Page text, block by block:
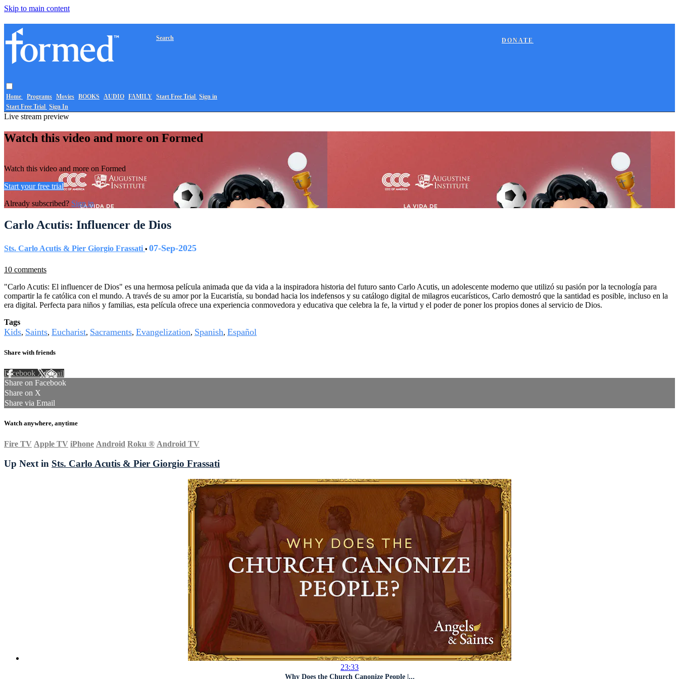
Skip to main content
Home Programs Movies BOOKS AUDIO FAMILY
DONATE
Search
Start Free Trial Sign in
Start Free Trial Sign In
Live stream preview
Watch this video and more on Formed
Watch this video and more on Formed
Start your free trial
Already subscribed? Sign in
Carlo Acutis: Influencer de Dios
Sts. Carlo Acutis & Pier Giorgio Frassati • 07-Sep-2025
10 comments
"Carlo Acutis: El influencer de Dios" es una hermosa película animada que da vida a la inspiradora historia del futuro santo Carlo Acutis, un adolescente moderno que utilizó su pasión por la tecnología para
compartir la fe católica con el mundo. A través de su amor por la Eucaristía, su bondad hacia los indefensos y su catálogo digital de milagros eucarísticos, Carlo demostró que la santidad es posible, incluso en la
era digital. Perfecta para niños y familias, esta película ofrece una experiencia conmovedora y educativa que celebra la fe, la virtud y el poder de poner los propios dones al servicio de Dios.
Tags
Kids, Saints, Eucharist, Sacraments, Evangelization, Spanish, Español
Share with friends
Facebook XEmail
Share on Facebook
Share on X
Share via Email
Watch anywhere, anytime
Fire TV Apple TV iPhone Android Roku ® Android TV
Up Next in Sts. Carlo Acutis & Pier Giorgio Frassati
23:33
Why Does the Church Canonize People |...